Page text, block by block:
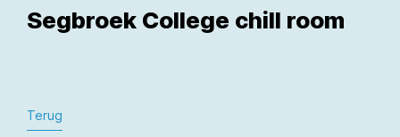
Segbroek College chill room
Terug